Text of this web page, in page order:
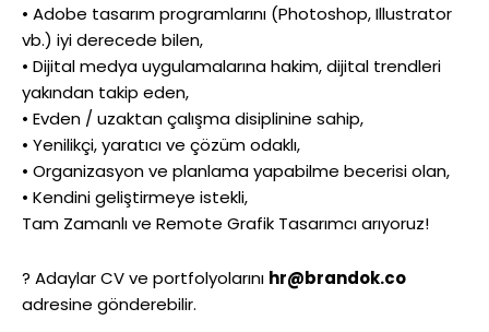
• Adobe tasarım programlarını (Photoshop, Illustrator
vb.) iyi derecede bilen,
• Dijital medya uygulamalarına hakim, dijital trendleri
yakından takip eden,
• Evden / uzaktan çalışma disiplinine sahip,
• Yenilikçi, yaratıcı ve çözüm odaklı,
• Organizasyon ve planlama yapabilme becerisi olan,
• Kendini geliştirmeye istekli,
Tam Zamanlı ve Remote Grafik Tasarımcı arıyoruz!
? Adaylar CV ve portfolyolarını hr@brandok.co
adresine gönderebilir.